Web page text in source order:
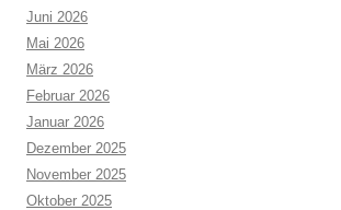
Juni 2026
Mai 2026
März 2026
Februar 2026
Januar 2026
Dezember 2025
November 2025
Oktober 2025